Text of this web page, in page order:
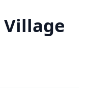
Village